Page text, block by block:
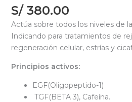
S/380.00
Actúa sobre todos los niveles de
Indicando para tratamientos de
regeneración celular, estrías y
Principios activos:
EGF(Oligopeptido-1)
TGF(BETA 3), Cafeína.